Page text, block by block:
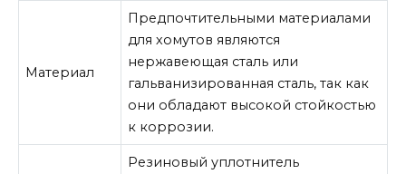
Материал
Предпочтительными материалами
для хомутов являются
нержавеющая сталь или
гальванизированная сталь, так как
они обладают высокой стойкостью
к коррозии.
Резиновый уплотнитель